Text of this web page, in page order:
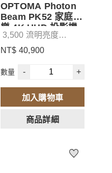
OPTOMA Photon
Beam PK52 家庭娛
樂 4K UHD 投影機-
睛嘆號
3,500 流明亮度
使用壽命長達3萬小時
間輕鬆便利
加入會員再領券折價
NT$ 40,900
數量 - +
加入購物車
商品詳細